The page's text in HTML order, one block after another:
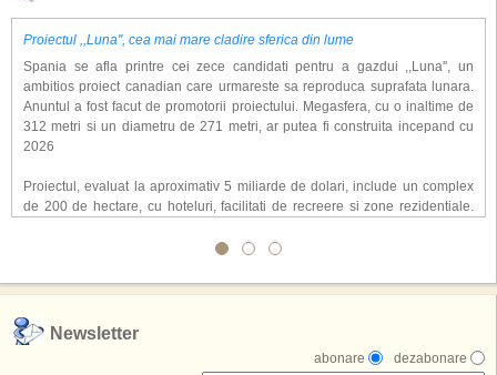
Proiectul ,,Luna'', cea mai mare cladire sferica din lume
Spania se afla printre cei zece candidati pentru a gazdui ,,Luna'', un
ambitios proiect canadian care urmareste sa reproduca suprafata lunara.
Anuntul a fost facut de promotorii proiectului. Megasfera, cu o inaltime de
312 metri si un diametru de 271 metri, ar putea fi construita incepand cu
2026
Proiectul, evaluat la aproximativ 5 miliarde de dolari, include un complex
de 200 de hectare, cu hoteluri, facilitati de recreere si zone rezidentiale.
atragerea a pana la 10 milioane de turisti anual. �Luna� ar putea deveni
exclusiv simularea suprafetei lunare.
,,Credem ca exista sanse mari sa anuntam nu doar o locatie, ci poate mai
multe'', a declarat Michael R. Henderson, cofondator al Moon World
Resorts, citat de Gulf News. Potrivit acestuia, 2026 ar putea deveni un an
Newsletter
dezabonare
abonare